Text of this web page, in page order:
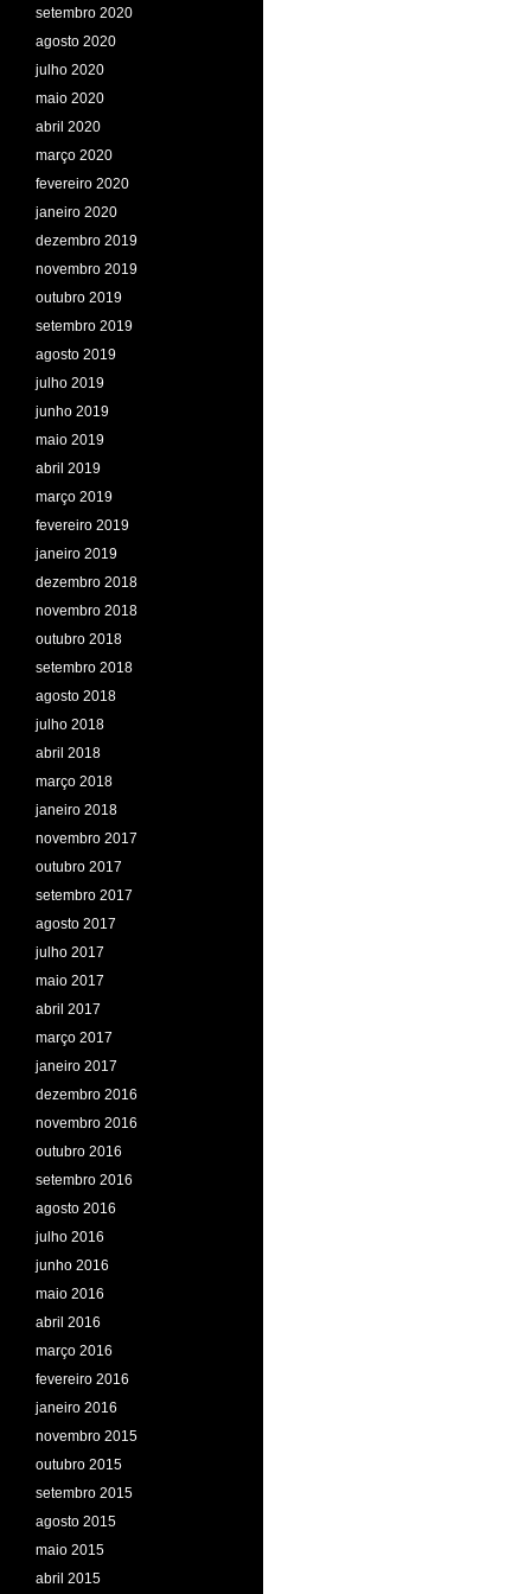
setembro 2020
agosto 2020
julho 2020
maio 2020
abril 2020
março 2020
fevereiro 2020
janeiro 2020
dezembro 2019
novembro 2019
outubro 2019
setembro 2019
agosto 2019
julho 2019
junho 2019
maio 2019
abril 2019
março 2019
fevereiro 2019
janeiro 2019
dezembro 2018
novembro 2018
outubro 2018
setembro 2018
agosto 2018
julho 2018
abril 2018
março 2018
janeiro 2018
novembro 2017
outubro 2017
setembro 2017
agosto 2017
julho 2017
maio 2017
abril 2017
março 2017
janeiro 2017
dezembro 2016
novembro 2016
outubro 2016
setembro 2016
agosto 2016
julho 2016
junho 2016
maio 2016
abril 2016
março 2016
fevereiro 2016
janeiro 2016
novembro 2015
outubro 2015
setembro 2015
agosto 2015
maio 2015
abril 2015